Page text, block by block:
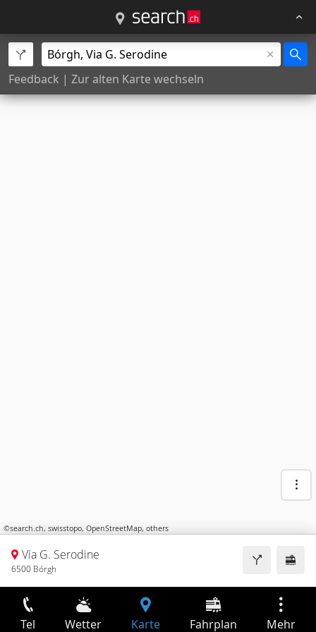
Feedback | Zur alten Karte wechseln
©search.ch, swisstopo, OpenStreetMap, others
Via G. Serodine
6500 Bórgh
Tel Wetter Karte Fahrplan Mehr